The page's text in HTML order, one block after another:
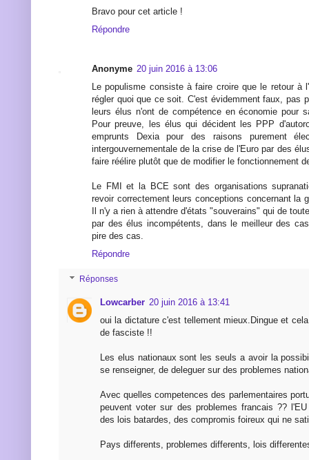
Bravo pour cet article !
Répondre
Anonyme 20 juin 2016 à 13:06
Le populisme consiste à faire croire que le retour à
régler quoi que ce soit. C'est évidemment faux, pas
leurs élus n'ont de compétence en économie pour
Pour preuve, les élus qui décident les PPP
emprunts Dexia pour des raisons purement
intergouvernementale de la crise de l'Euro par des
faire réélire plutôt que de modifier le fonctionnement
Le FMI et la BCE sont des organisations
revoir correctement leurs conceptions concernant la
Il n'y a rien à attendre d'états "souverains" qui de
par des élus incompétents, dans le meilleur des
pire des cas.
Répondre
Réponses
Lowcarber 20 juin 2016 à 13:41
oui la dictature c'est tellement mieux.Dingue et
de fasciste !!
Les elus nationaux sont les seuls a avoir la
se renseigner, de deleguer sur des problemes
Avec quelles competences des parlementaires
peuvent voter sur des problemes francais ??
des lois batardes, des compromis foireux qui ne
Pays differents, problemes differents, lois